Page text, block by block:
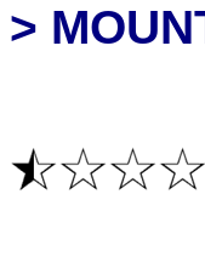
>